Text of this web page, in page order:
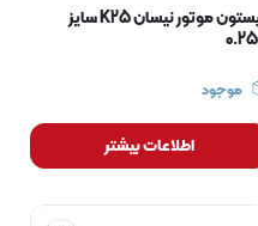
پیستون موتور نیسان K25 سایز
موجود
اطلاعات بیشتر